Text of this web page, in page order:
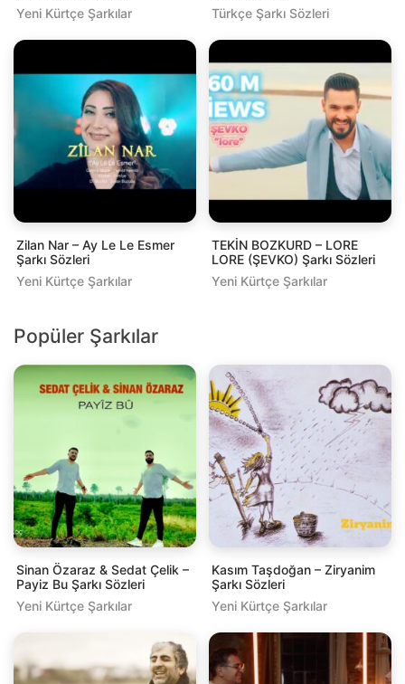
Yeni Kürtçe Şarkılar
Türkçe Şarkı Sözleri
Zilan Nar – Ay Le Le Esmer
Şarkı Sözleri
Yeni Kürtçe Şarkılar
TEKİN BOZKURD – LORE
LORE (ŞEVKO) Şarkı Sözleri
Yeni Kürtçe Şarkılar
Popüler Şarkılar
Sinan Özaraz & Sedat Çelik –
Payiz Bu Şarkı Sözleri
Yeni Kürtçe Şarkılar
Kasım Taşdoğan – Ziryanim
Şarkı Sözleri
Yeni Kürtçe Şarkılar